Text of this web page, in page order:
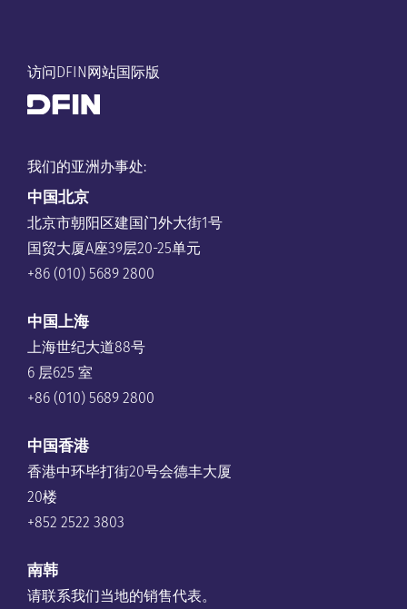
访问DFIN网站国际版
我们的亚洲办事处:
中国北京
北京市朝阳区建国门外大街1号
国贸大厦A座39层20-25单元
+86 (010) 5689 2800
中国上海
上海世纪大道88号
6 层625 室
+86 (010) 5689 2800
中国香港
香港中环毕打街20号会德丰大厦
20楼
+852 2522 3803
南韩
请联系我们当地的销售代表。